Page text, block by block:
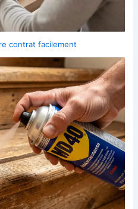
contrat facilement